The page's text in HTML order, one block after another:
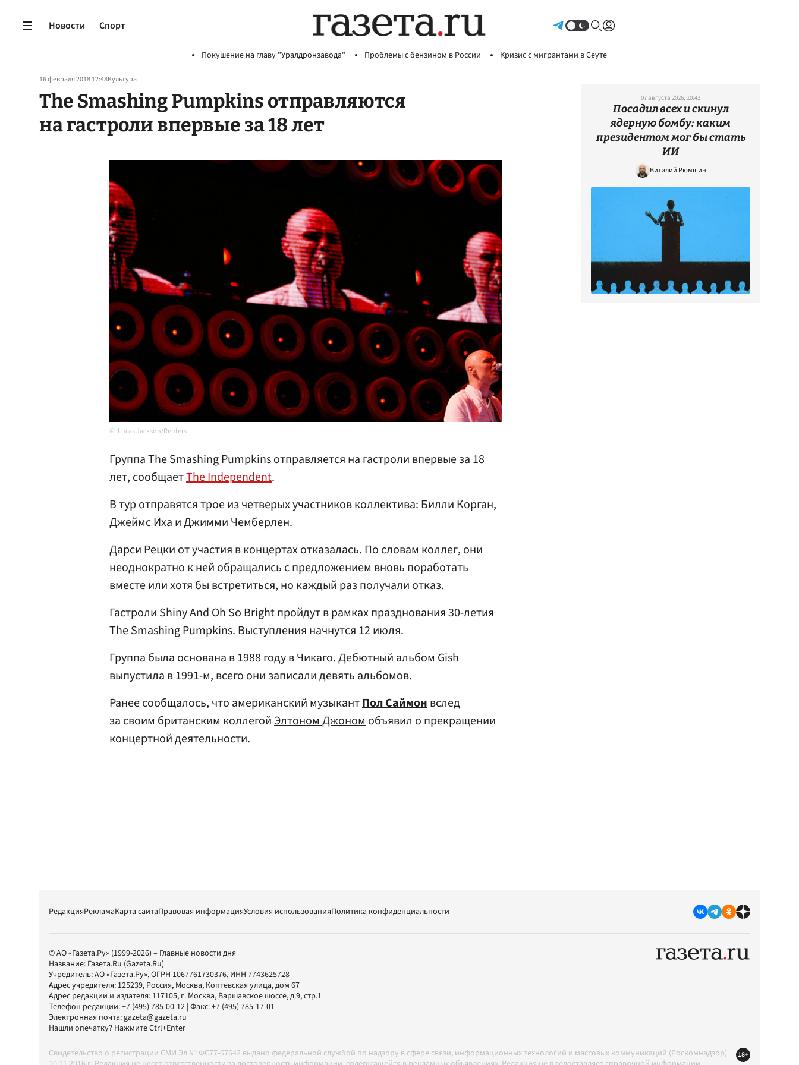
Новости Спорт
Покушение на главу "Уралдронзавода" Проблемы с бензином в России Кризис с мигрантами в Сеуте
16 февраля 2018 12:48Культура
The Smashing Pumpkins отправляются
на гастроли впервые за 18 лет
Lucas Jackson/Reuters
Группа The Smashing Pumpkins отправляется на гастроли впервые за 18
лет, сообщаетThe Independent.
В тур отправятся трое из четверых участников коллектива: Билли Корган,
Джеймс Иха и Джимми Чемберлен.
Дарси Рецки от участия в концертах отказалась. По словам коллег, они
неоднократно к ней обращались с предложением вновь поработать
вместе или хотя бы встретиться, но каждый раз получали отказ.
Гастроли Shiny And Oh So Bright пройдут в рамках празднования 30-летия
The Smashing Pumpkins. Выступления начнутся 12 июля.
Группа была основана в 1988 году в Чикаго. Дебютный альбом Gish
выпустила в 1991-м, всего они записали девять альбомов.
Ранее сообщалось, что американский музыкантПол Саймонвслед
за своим британским коллегойЭлтоном Джономобъявил о прекращении
концертной деятельности.
07 августа 2026, 10:43
Посадил всех и скинул
ядерную бомбу: каким
президентом мог бы стать
ИИ
Виталий Рюмшин
РедакцияРекламаКарта сайтаПравовая информацияУсловия использованияПолитика конфиденциальности
© АО «Газета.Ру» (1999-2026) – Главные новости дня
Название: Газета.Ru (Gazeta.Ru)
Учредитель:АО «Газета.Ру», ОГРН 1067761730376, ИНН 7743625728
Адрес учредителя: 125239, Россия, Москва, Коптевская улица, дом 67
Адрес редакции и издателя: 117105, г. Москва, Варшавское шоссе, д.9, стр.1
Телефон редакции:+7 (495) 785-00-12 | Факс:+7 (495) 785-17-01
Электронная почта:gazeta@gazeta.ru
Нашли опечатку? Нажмите Ctrl+Enter
Свидетельство о регистрации СМИ Эл № ФС77-67642 выдано федеральной службой по надзору в сфере связи, информационных технологий и массовых коммуникаций (Роскомнадзор)
18+